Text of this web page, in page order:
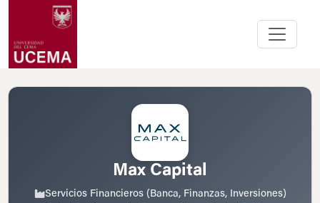
Max Capital
Servicios Financieros (Banca, Finanzas, Inversiones)